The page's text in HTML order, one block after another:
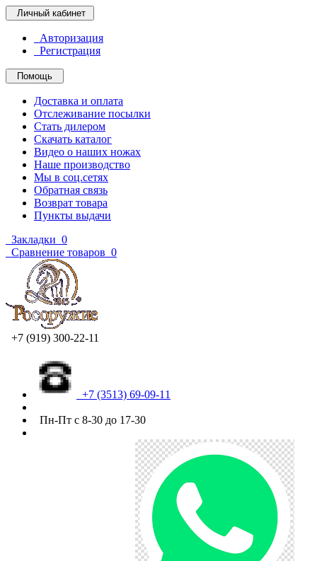
Личный кабинет
Авторизация
Регистрация
Помощь
Доставка и оплата
Отслеживание посылки
Стать дилером
Скачать каталог
Видео о наших ножах
Наше производство
Мы в соц.сетях
Обратная связь
Возврат товара
Пункты выдачи
Закладки 0
Сравнение товаров 0
+7 (919) 300-22-11
+7 (3513) 69-09-11
Пн-Пт с 8-30 до 17-30